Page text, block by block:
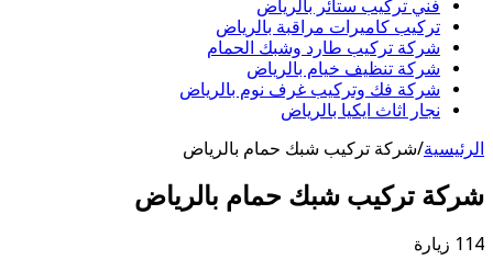
فني تركيب ستائر بالرياض
تركيب كاميرات مراقبة بالرياض
شركة تركيب طارد وشبك الحمام
شركة تنظيف خيام بالرياض
شركة فك وتركيب غرف نوم بالرياض
نجار اثاث ايكيا بالرياض
الرئيسية/شركة تركيب شبك حمام بالرياض
شركة تركيب شبك حمام بالرياض
114 زيارة